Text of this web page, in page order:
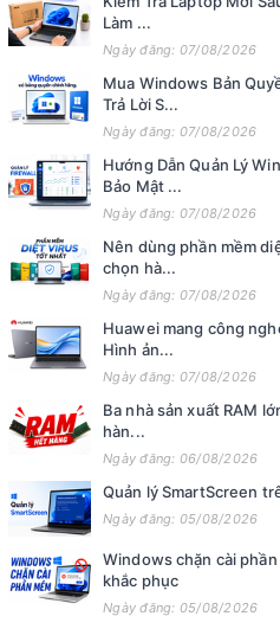
Làm ...
Ngày đăng: 07/08/2026
Mua Windows Bản
Trả Lời S...
Ngày đăng: 07/08/2026
Hướng Dẫn Quản Lý
Bảo Mật ...
Ngày đăng: 07/08/2026
Nên dùng phần mềm
chọn hà...
Ngày đăng: 07/08/2026
Huawei mang công
Hình ản...
Ngày đăng: 07/08/2026
Ba nhà sản xuất RAM
hàn...
Ngày đăng: 06/08/2026
Quản lý SmartScreen
Ngày đăng: 05/08/2026
Windows chặn cài
khắc phục
Ngày đăng: 05/08/2026